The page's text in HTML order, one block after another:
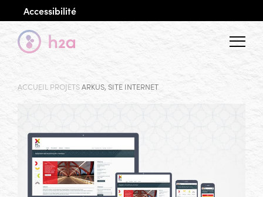
Accessibilité
Menu
ACCUEIL PROJETSARKUS, SITE INTERNET